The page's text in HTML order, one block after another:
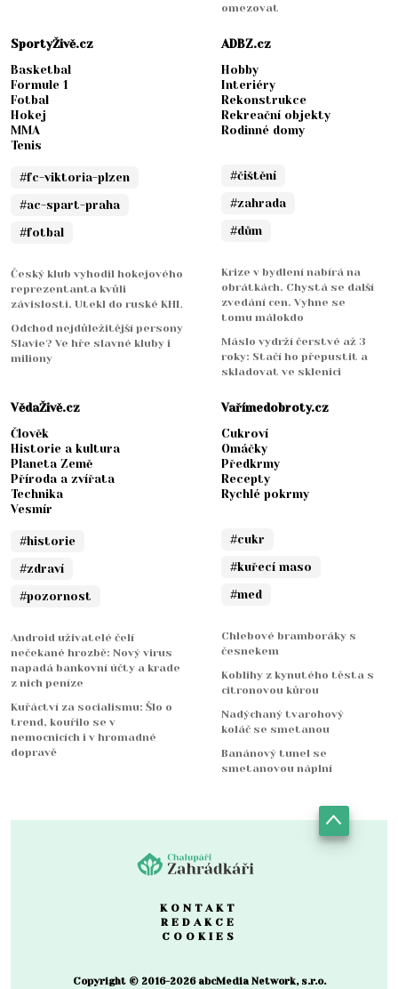
omezovat
SportyŽivě.cz
Basketbal
Formule 1
Fotbal
Hokej
MMA
Tenis
#fc-viktoria-plzen
#ac-spart-praha
#fotbal
Český klub vyhodil hokejového
reprezentanta kvůli
závislosti. Utekl do ruské KHL
Odchod nejdůležitější persony
Slavie? Ve hře slavné kluby i
miliony
ADBZ.cz
Hobby
Interiéry
Rekonstrukce
Rekreační objekty
Rodinné domy
#čištění
#zahrada
#dům
Krize v bydlení nabírá na
obrátkách. Chystá se další
zvedání cen. Vyhne se
tomu málokdo
Máslo vydrží čerstvé až 3
roky: Stačí ho přepustit a
skladovat ve sklenici
VědaŽivě.cz
Člověk
Historie a kultura
Planeta Země
Příroda a zvířata
Technika
Vesmír
#historie
#zdraví
#pozornost
Android uživatelé čelí
nečekané hrozbě: Nový virus
napadá bankovní účty a krade
z nich peníze
Kuřáctví za socialismu: Šlo o
trend, kouřilo se v
nemocnicích i v hromadné
dopravě
Vařímedobroty.cz
Cukroví
Omáčky
Předkrmy
Recepty
Rychlé pokrmy
#cukr
#kuřecí maso
#med
Chlebové bramboráky s
česnekem
Koblihy z kynutého těsta s
citronovou kůrou
Nadýchaný tvarohový
koláč se smetanou
Banánový tunel se
smetanovou náplní
KONTAKT
REDAKCE
COOKIES
Copyright © 2016-2026 abcMedia Network, s.r.o.